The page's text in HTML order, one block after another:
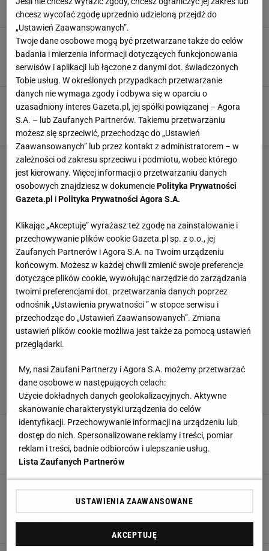
Błażej Winter, 15 KWIETNIA 2025, 14:37
Stanowski nagle wspomniał Gortata na
debacie. Od razu dostał odpowiedź
Błażej Winter,11 KWIETNIA 2025, 23:04
Boniek nie wytrzymał po tym, co się stało na
antenie TVP
Karolina Kurek, 6 CZERWCA 2024, 11:38
Nitras szalał podczas debaty w TVP. Klawiatura
poszła w ruch. "Dziwny wstręt"
Błażej Winter, 28 MARCA 2024, 05:45
Ostatni sezon Roberta Lewandowskiego w
kadrze? Eksperci wskazują możliwe
scenariusze
chcesz wycofać zgodę uprzednio udzieloną przejdź do
„Ustawień Zaawansowanych”.
Twoje dane osobowe mogą być przetwarzane także do celów
badania i mierzenia informacji dotyczących funkcjonowania
serwisów i aplikacji lub łączone z danymi dot. świadczonych
Tobie usług. W określonych przypadkach przetwarzanie
danych nie wymaga zgody i odbywa się w oparciu o
uzasadniony interes Gazeta.pl, jej spółki powiązanej – Agora
S.A. – lub Zaufanych Partnerów. Takiemu przetwarzaniu
możesz się sprzeciwić, przechodząc do „Ustawień
Zaawansowanych” lub przez kontakt z administratorem – w
zależności od zakresu sprzeciwu i podmiotu, wobec którego
jest kierowany. Więcej informacji o przetwarzaniu danych
osobowych znajdziesz w dokumenciePolityka Prywatności
Gazeta.pl iPolityka Prywatności Agora S.A.
Klikając „Akceptuję” wyrażasz też zgodę na zainstalowanie i
przechowywanie plików cookie Gazeta.pl sp. z o.o., jej
Zaufanych Partnerów i Agora S.A. na Twoim urządzeniu
końcowym. Możesz w każdej chwili zmienić swoje preferencje
dotyczące plików cookie, wywołując narzędzie do zarządzania
twoimi preferencjami dot. przetwarzania danych poprzez
odnośnik „Ustawienia prywatności ” w stopce serwisu i
przechodząc do „Ustawień Zaawansowanych”. Zmiana
ustawień plików cookie możliwa jest także za pomocą ustawień
przeglądarki.
My, nasi Zaufani Partnerzy i Agora S.A. możemy przetwarzać
dane osobowe w następujących celach:
Użycie dokładnych danych geolokalizacyjnych. Aktywne
skanowanie charakterystyki urządzenia do celów
identyfikacji. Przechowywanie informacji na urządzeniu lub
dostęp do nich. Spersonalizowane reklamy i treści, pomiar
reklam i treści, badnie odbiorców i ulepszanie usług.
Lista Zaufanych Partnerów
USTAWIENIA ZAAWANSOWANE
AKCEPTUJĘ